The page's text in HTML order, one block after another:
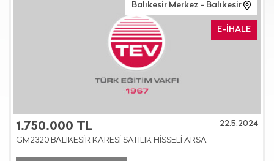
Balıkesir Merkez - Balıkesir
E-İHALE
1.750.000 TL
22.5.2024
GM2320 BALIKESİR KARESİ SATILIK HİSSELİ ARSA